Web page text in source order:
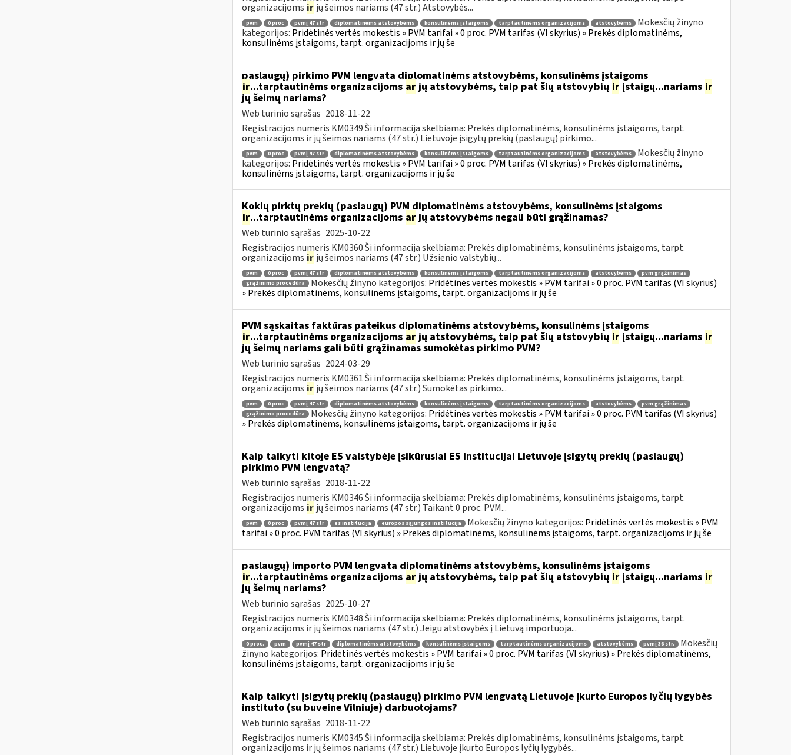
organizacijoms ir jų šeimos nariams (47 str.) Atstovybės...
pvm 0 proc pvmį 47 str diplomatinėms atstovybėms konsulinėms įstaigoms tarptautinėms organizacijoms atstovybėms
Mokesčių žinyno
kategorijos: Pridėtinės vertės mokestis » PVM tarifai » 0 proc. PVM tarifas (VI skyrius) » Prekės diplomatinėms,
konsulinėms įstaigoms, tarpt. organizacijoms ir jų še
paslaugų) pirkimo PVM lengvata diplomatinėms atstovybėms, konsulinėms įstaigoms
ir...tarptautinėms organizacijoms arjų atstovybėms, taip pat šių atstovybių irįstaigų...nariams ir
jų šeimų nariams?
Web turinio sąrašas 2018-11-22
Registracijos numeris KM0349 Ši informacija skelbiama: Prekės diplomatinėms, konsulinėms įstaigoms, tarpt.
organizacijoms ir jų šeimos nariams (47 str.) Lietuvoje įsigytų prekių (paslaugų) pirkimo...
pvm 0 proc pvmį 47 str diplomatinėms atstovybėms konsulinėms įstaigoms tarptautinėms organizacijoms atstovybėms
Mokesčių žinyno
kategorijos: Pridėtinės vertės mokestis » PVM tarifai » 0 proc. PVM tarifas (VI skyrius) » Prekės diplomatinėms,
konsulinėms įstaigoms, tarpt. organizacijoms ir jų še
Kokių pirktų prekių (paslaugų) PVM diplomatinėms atstovybėms, konsulinėms įstaigoms
ir...tarptautinėms organizacijoms arjų atstovybėms negali būti grąžinamas?
Web turinio sąrašas 2025-10-22
Registracijos numeris KM0360 Ši informacija skelbiama: Prekės diplomatinėms, konsulinėms įstaigoms, tarpt.
organizacijoms ir jų šeimos nariams (47 str.) Užsienio valstybių...
pvm 0 proc pvmį 47 str diplomatinėms atstovybėms konsulinėms įstaigoms tarptautinėms organizacijoms atstovybėms
pvm grąžinimas
grąžinimo procedūra
Mokesčių žinyno kategorijos: Pridėtinės vertės mokestis » PVM tarifai » 0 proc. PVM tarifas (VI skyrius)
» Prekės diplomatinėms, konsulinėms įstaigoms, tarpt. organizacijoms ir jų še
PVM sąskaitas faktūras pateikus diplomatinėms atstovybėms, konsulinėms įstaigoms
ir...tarptautinėms organizacijoms arjų atstovybėms, taip pat šių atstovybių irįstaigų...nariams ir
jų šeimų nariams gali būti grąžinamas sumokėtas pirkimo PVM?
Web turinio sąrašas 2024-03-29
Registracijos numeris KM0361 Ši informacija skelbiama: Prekės diplomatinėms, konsulinėms įstaigoms, tarpt.
organizacijoms ir jų šeimos nariams (47 str.) Sumokėtas pirkimo...
pvm 0 proc pvmį 47 str diplomatinėms atstovybėms konsulinėms įstaigoms tarptautinėms organizacijoms atstovybėms
pvm grąžinimas
grąžinimo procedūra
Mokesčių žinyno kategorijos: Pridėtinės vertės mokestis » PVM tarifai » 0 proc. PVM tarifas (VI skyrius)
» Prekės diplomatinėms, konsulinėms įstaigoms, tarpt. organizacijoms ir jų še
Kaip taikyti kitoje ES valstybėje įsikūrusiai ES institucijai Lietuvoje įsigytų prekių (paslaugų)
pirkimo PVM lengvatą?
Web turinio sąrašas 2018-11-22
Registracijos numeris KM0346 Ši informacija skelbiama: Prekės diplomatinėms, konsulinėms įstaigoms, tarpt.
organizacijoms ir jų šeimos nariams (47 str.) Taikant 0 proc. PVM...
pvm 0 proc pvmį 47 str es institucija europos sąjungos institucija Mokesčių žinyno kategorijos: Pridėtinės vertės mokestis » PVM
tarifai » 0 proc. PVM tarifas (VI skyrius) » Prekės diplomatinėms, konsulinėms įstaigoms, tarpt. organizacijoms ir jų še
paslaugų) importo PVM lengvata diplomatinėms atstovybėms, konsulinėms įstaigoms
ir...tarptautinėms organizacijoms arjų atstovybėms, taip pat šių atstovybių irįstaigų...nariams ir
jų šeimų nariams?
Web turinio sąrašas 2025-10-27
Registracijos numeris KM0348 Ši informacija skelbiama: Prekės diplomatinėms, konsulinėms įstaigoms, tarpt.
organizacijoms ir jų šeimos nariams (47 str.) Jeigu atstovybės į Lietuvą importuoja...
0 proc. pvm pvmį 47 str diplomatinėms atstovybėms konsulinėms įstaigoms tarptautinėms organizacijoms atstovybėms pvmį 36 str.
Mokesčių
žinyno kategorijos: Pridėtinės vertės mokestis » PVM tarifai » 0 proc. PVM tarifas (VI skyrius) » Prekės diplomatinėms,
konsulinėms įstaigoms, tarpt. organizacijoms ir jų še
Kaip taikyti įsigytų prekių (paslaugų) pirkimo PVM lengvatą Lietuvoje įkurto Europos lyčių lygybės
instituto (su buveine Vilniuje) darbuotojams?
Web turinio sąrašas 2018-11-22
Registracijos numeris KM0345 Ši informacija skelbiama: Prekės diplomatinėms, konsulinėms įstaigoms, tarpt.
organizacijoms ir jų šeimos nariams (47 str.) Lietuvoje įkurto Europos lyčių lygybės...